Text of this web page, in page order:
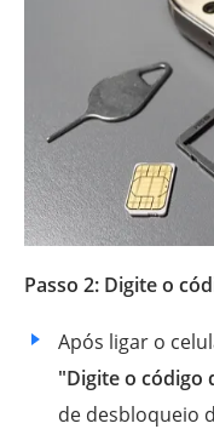
Passo 2: Digite o
Após ligar o
"Digite o código
de desbloqueio